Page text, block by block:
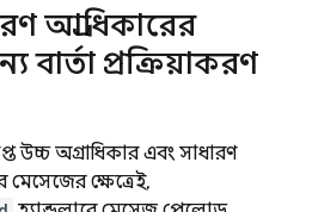
অগ্রাধিকারের
বার্তা প্রক্রিয়াকরণ
উচ্চ অগ্রাধিকার এবং সাধারণ
ক্ষেত্রেই,